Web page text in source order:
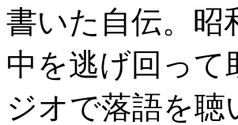
書いた自伝。昭
中を逃げ回っ
ジオで落語を